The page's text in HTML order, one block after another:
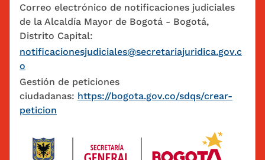
Correo electrónico de notificaciones judiciales
de la Alcaldía Mayor de Bogotá - Bogotá,
Distrito Capital:
notificacionesjudiciales@secretariajuridica.gov.c
o
Gestión de peticiones
ciudadanas: https://bogota.gov.co/sdqs/crear-
peticion